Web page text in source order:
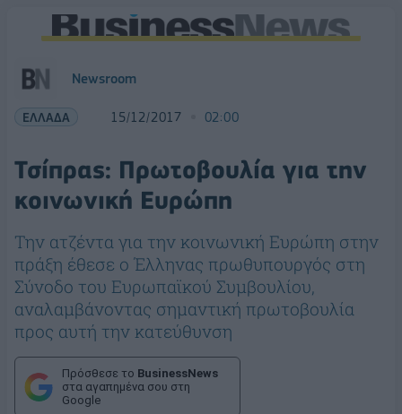
Newsroom
ΕΛΛΑΔΑ 15/12/2017 02:00
Τσίπρας: Πρωτοβουλία για την
κοινωνική Ευρώπη
Την ατζέντα για την κοινωνική Ευρώπη στην
πράξη έθεσε ο Έλληνας πρωθυπουργός στη
Σύνοδο του Ευρωπαϊκού Συμβουλίου,
αναλαμβάνοντας σημαντική πρωτοβουλία
προς αυτή την κατεύθυνση
Πρόσθεσε το BusinessNews
στα αγαπημένα σου στη
Google